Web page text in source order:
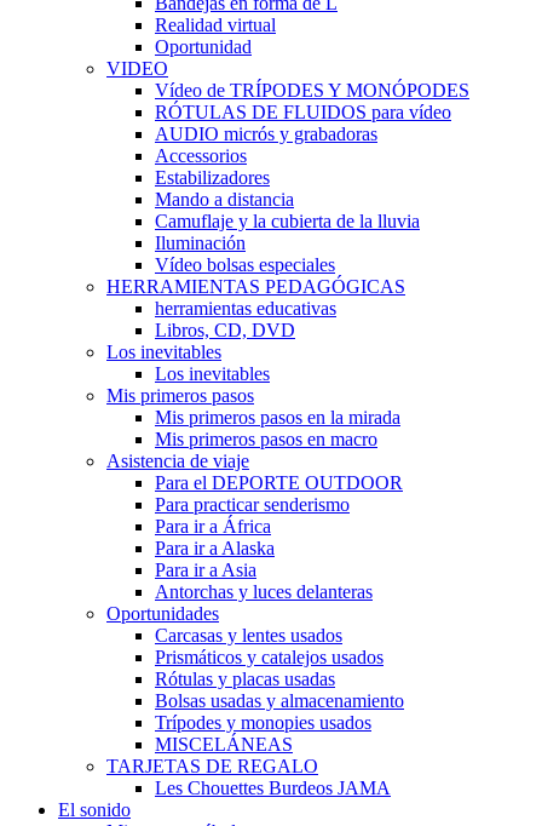
Realidad virtual
Oportunidad
VIDEO
Vídeo de TRÍPODES Y MONÓPODES
RÓTULAS DE FLUIDOS para vídeo
AUDIO micrós y grabadoras
Accessorios
Estabilizadores
Mando a distancia
Camuflaje y la cubierta de la lluvia
Iluminación
Vídeo bolsas especiales
HERRAMIENTAS PEDAGÓGICAS
herramientas educativas
Libros, CD, DVD
Los inevitables
Los inevitables
Mis primeros pasos
Mis primeros pasos en la mirada
Mis primeros pasos en macro
Asistencia de viaje
Para el DEPORTE OUTDOOR
Para practicar senderismo
Para ir a África
Para ir a Alaska
Para ir a Asia
Antorchas y luces delanteras
Oportunidades
Carcasas y lentes usados
Prismáticos y catalejos usados
Rótulas y placas usadas
Bolsas usadas y almacenamiento
Trípodes y monopies usados
MISCELÁNEAS
TARJETAS DE REGALO
Les Chouettes Burdeos JAMA
El sonido